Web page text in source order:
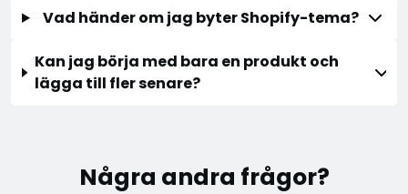
Vad händer om jag byter Shopify-tema?
Kan jag börja med bara en produkt och
lägga till fler senare?
Några andra frågor?